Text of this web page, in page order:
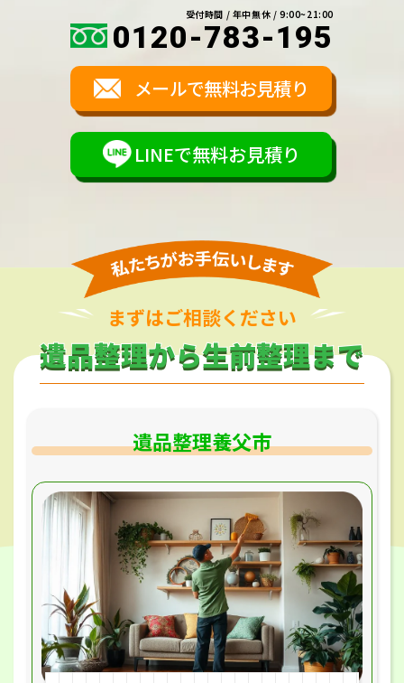
受付時間 / 年中無休 / 9:00~21:00
0120-783-195
メールで無料お見積り
LINEで無料お見積り
まずはご相談ください
遺品整理から生前整理まで
遺品整理から生前整理まで
遺品整理養父市